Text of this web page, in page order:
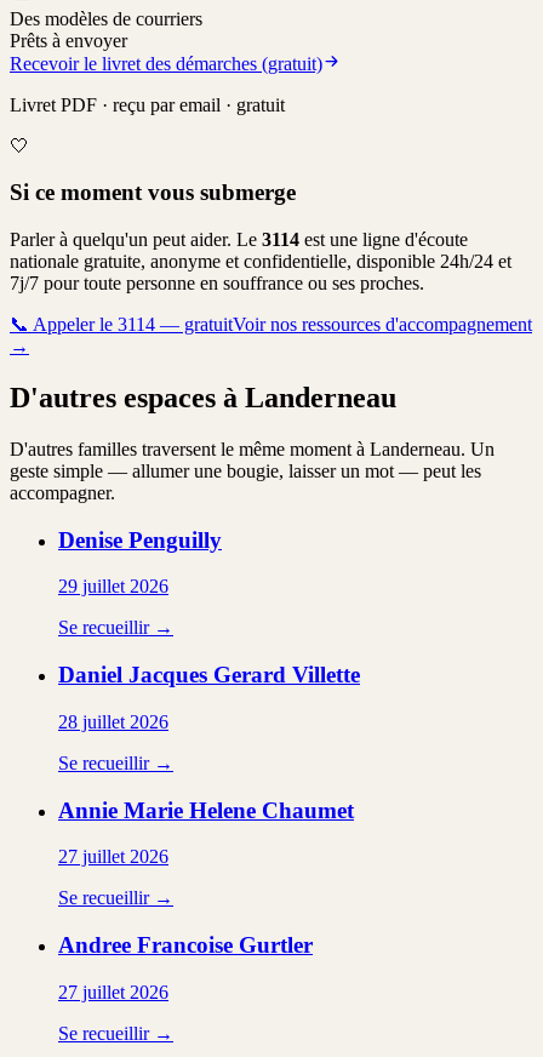
Des modèles de courriers
Prêts à envoyer
Recevoir le livret des démarches (gratuit)
Livret PDF · reçu par email · gratuit
🤍
Si ce moment vous submerge
Parler à quelqu'un peut aider. Le 3114 est une ligne d'écoute
nationale gratuite, anonyme et confidentielle, disponible 24h/24 et
7j/7 pour toute personne en souffrance ou ses proches.
📞 Appeler le 3114 — gratuitVoir nos ressources d'accompagnement
→
D'autres espaces à Landerneau
D'autres familles traversent le même moment à Landerneau. Un
geste simple — allumer une bougie, laisser un mot — peut les
accompagner.
Denise Penguilly
29 juillet 2026
Se recueillir →
Daniel Jacques Gerard Villette
28 juillet 2026
Se recueillir →
Annie Marie Helene Chaumet
27 juillet 2026
Se recueillir →
Andree Francoise Gurtler
27 juillet 2026
Se recueillir →